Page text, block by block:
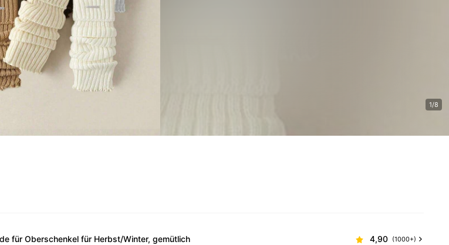
1/8
für Oberschenkel für Herbst/Winter, gemütlich 4,90 (1000+)